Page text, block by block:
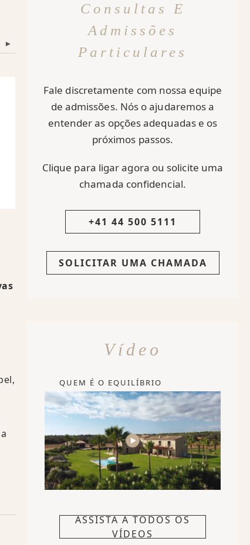
▾
Consultas E
Admissões
Particulares
Fale discretamente com nossa equipe
de admissões. Nós o ajudaremos a
entender as opções adequadas e os
próximos passos.
Clique para ligar agora ou solicite uma
chamada confidencial.
+41 44 500 5111
SOLICITAR UMA CHAMADA
Vídeo
QUEM É O EQUILÍBRIO
ASSISTA A TODOS OS
VÍDEOS